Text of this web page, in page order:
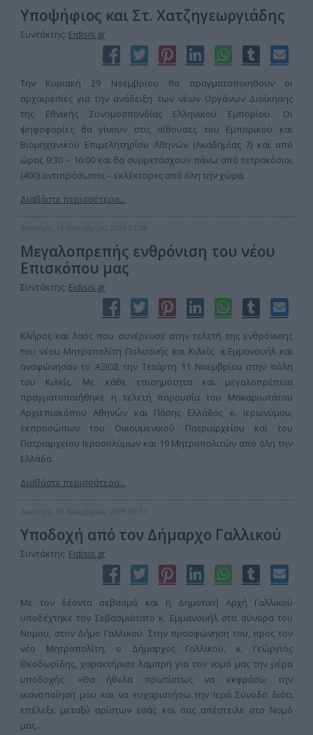
Υποψήφιος και Στ. Χατζηγεωργιάδης
Συντάκτης: Eidisis.gr
Την Κυριακή 29 Νοεμβρίου θα πραγματοποιηθούν οι
αρχαιρεσίες για την ανάδειξη των νέων Οργάνων Διοίκησης
της Εθνικής Συνομοσπονδίας Ελληνικού Εμπορίου. Οι
ψηφοφορίες θα γίνουν στις αίθουσες του Εμπορικού και
Βιομηχανικού Επιμελητηρίου Αθηνών (Ακαδημίας 7) και από
ώρας 9:30 – 16:00 και θα συμμετάσχουν πάνω από τετρακόσιοι
(400) αντιπρόσωποι – εκλέκτορες από όλη την χώρα.
Διαβάστε περισσότερα...
Δευτέρα, 16 Νοεμβρίου 2009 03:38
Μεγαλοπρεπής ενθρόνιση του νέου
Επισκόπου μας
Συντάκτης: Eidisis.gr
Κλήρος και λαός που συνέρευσε στην τελετή της ενθρόνισης
του νέου Μητροπολίτη Πολυανής και Κιλκίς κ.Εμμανουήλ και
αναφώνησαν το ΑΞΙΟΣ την Τετάρτη 11 Νοεμβρίου στην πόλη
του Κιλκίς. Με κάθε επισημότητα και μεγαλοπρέπεια
πραγματοποιήθηκε η τελετή παρουσία του Μακαριωτάτου
Αρχιεπισκόπου Αθηνών και Πάσης Ελλάδος κ. Ιερωνύμου,
εκπροσώπων του Οικουμενικού Πατριαρχείου και του
Πατριαρχείου Ιεροσολύμων και 19 Μητροπολιτών από όλη την
Ελλάδα.
Διαβάστε περισσότερα...
Δευτέρα, 16 Νοεμβρίου 2009 03:37
Υποδοχή από τον Δήμαρχο Γαλλικού
Συντάκτης: Eidisis.gr
Με τον δέοντα σεβασμό και η Δημοτική Αρχή Γαλλικού
υποδέχτηκε τον Σεβασμιότατο κ. Εμμανουήλ στα σύνορα του
Νομού, στον Δήμο Γαλλικού. Στην προσφώνηση του, προς τον
νέο Μητροπολίτη, ο Δήμαρχος Γαλλικού, κ. Γεώργιος
Θεοδωρίδης, χαρακτήρισε λαμπρή για τον νομό μας την μέρα
υποδοχής. «Θα ήθελα πρωτίστως να εκφράσω την
ικανοποίηση μου και να ευχαριστήσω την Ιερά Σύνοδο διότι
επέλεξε μεταξύ αρίστων εσάς και σας απέστειλε στο Νομό
μας…